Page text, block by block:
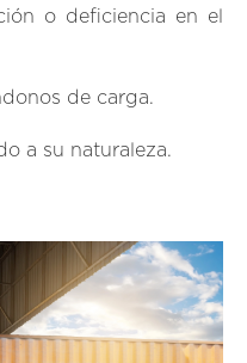
o deficiencia en el
de carga.
a su naturaleza.